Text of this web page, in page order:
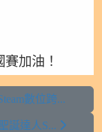
加油！
數位跨...
誕達人S...